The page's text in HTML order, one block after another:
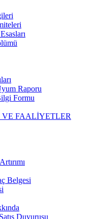
Raporu
Formu
FAALİYETLER
Belgesi
Duyurusu